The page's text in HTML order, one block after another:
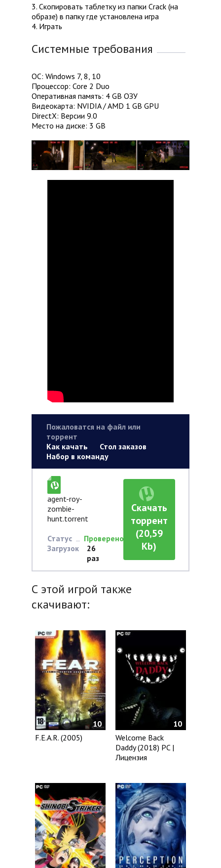
3. Скопировать таблетку из папки Crack (на
образе) в папку где установлена игра
4. Играть
Системные требования
ОС: Windows 7, 8, 10
Процессор: Core 2 Duo
Оперативная память: 4 GB ОЗУ
Видеокарта: NVIDIA / AMD 1 GB GPU
DirectX: Версии 9.0
Место на диске: 3 GB
Пожаловатся на файл или
торрент
Как качать
Стол заказов
Набор в команду
agent-roy-
zombie-
hunt.torrent
Статус
Проверено
Загрузок
26
раз
Скачать
торрент
(20,59
Kb)
С этой игрой также
скачивают:
10
F.E.A.R. (2005)
10
Welcome Back
Daddy (2018) PC |
Лицензия